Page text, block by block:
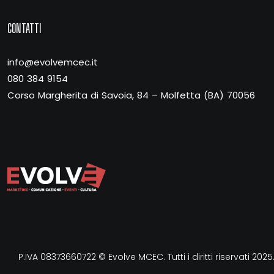
CONTATTI
info@evolvemcec.it
080 384 9154
Corso Margherita di Savoia, 84 – Molfetta (BA) 70056
P.IVA 08373660722 © Evolve MCEC. Tutti i diritti riservati 2025.